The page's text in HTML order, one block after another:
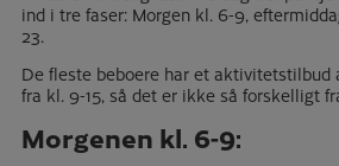
ind i tre faser: Morgen kl. 6-9,
23.
De fleste beboere har et aktivitetstilbud
fra kl. 9-15, så det er ikke så forskelligt
Morgenen kl. 6-9: